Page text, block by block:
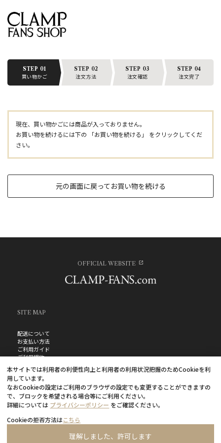
STEP 01
買い物かご
STEP 02
注文方法
STEP 03
注文確認
STEP 04
注文完了
現在、買い物かごには商品が入っておりません。
お買い物を続けるには下の 「お買い物を続ける」 をクリックしてくだ
さい。
元の画面に戻ってお買い物を続ける
OFFICIAL WEBSITE
SITE MAP
配送について
お支払い方法
ご利用ガイド
ご利用規約
プライバシーポリシー
よくあるご質問
特定商取引法に基づく表記
©CLAMP・ShigatsuTsuitachi CO.,LTD.
本サイトでは利用者の利便性向上と利用者の利用状況把握のためCookieを利
用しています。
なおCookieの設定はご利用のブラウザの設定でも変更することができますの
で、ブロックを希望される場合等にご利用ください。
詳細については プライバシーポリシー をご確認ください。
Cookieの拒否方法はこちら
理解しました、許可します